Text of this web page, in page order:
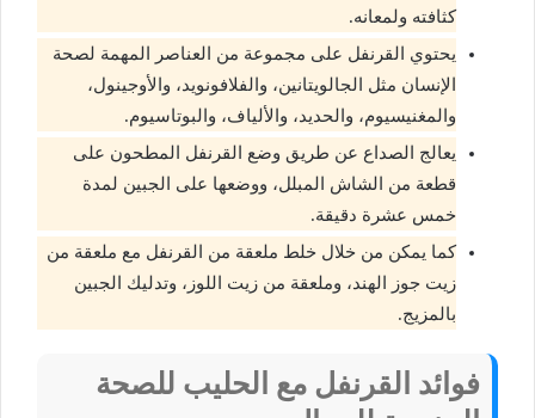
كثافته ولمعانه.
يحتوي القرنفل على مجموعة من العناصر المهمة لصحة
الإنسان مثل الجالويتانين، والفلافونويد، والأوجينول،
والمغنيسيوم، والحديد، والألياف، والبوتاسيوم.
يعالج الصداع عن طريق وضع القرنفل المطحون على
قطعة من الشاش المبلل، ووضعها على الجبين لمدة
خمس عشرة دقيقة.
كما يمكن من خلال خلط ملعقة من القرنفل مع ملعقة من
زيت جوز الهند، وملعقة من زيت اللوز، وتدليك الجبين
بالمزيج.
فوائد القرنفل مع الحليب للصحة